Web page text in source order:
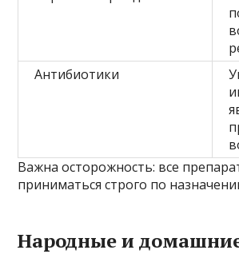
Антибиотики
Важна осторожность: все
приниматься строго по
Народные и